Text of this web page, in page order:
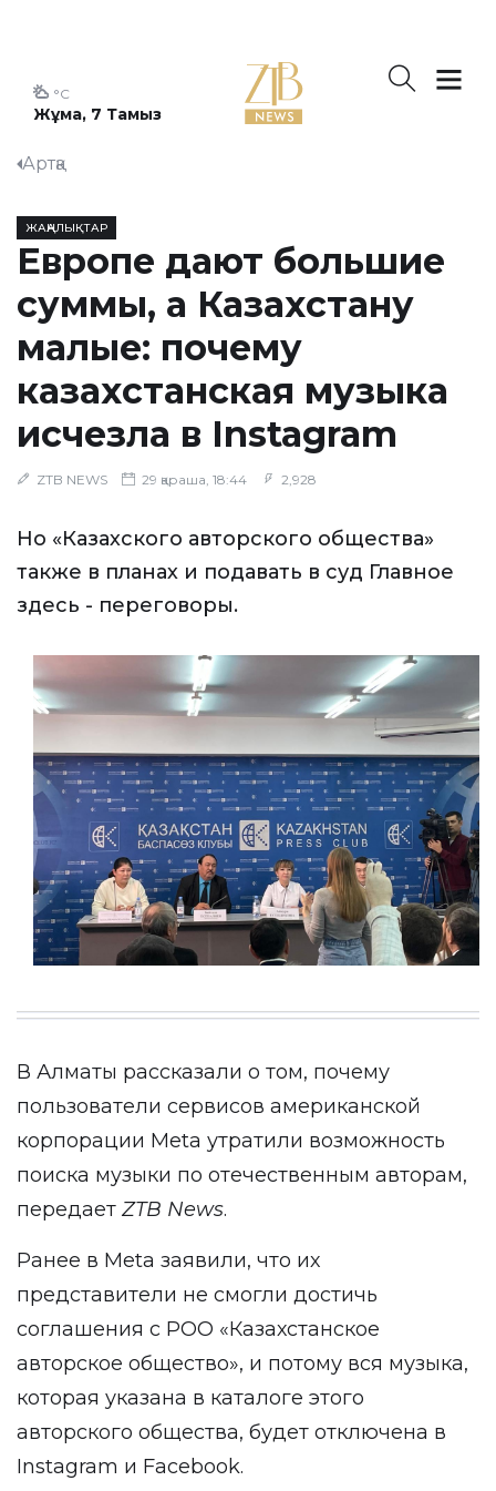
Жұма, 7 Тамыз
°C
Артқа
ЖАҢАЛЫҚТАР
Европе дают большие
суммы, а Казахстану
малые: почему
казахстанская музыка
исчезла в Instagram
ZTB NEWS 29 қараша, 18:44 2,928
Но «Казахского авторского общества»
также в планах и подавать в суд Главное
здесь - переговоры.
В Алматы рассказали о том, почему
пользователи сервисов американской
корпорации Meta утратили возможность
поиска музыки по отечественным авторам,
передает ZTB News.
Ранее в Meta заявили, что их
представители не смогли достичь
соглашения с РОО «Казахстанское
авторское общество», и потому вся музыка,
которая указана в каталоге этого
авторского общества, будет отключена в
Instagram и Facebook.